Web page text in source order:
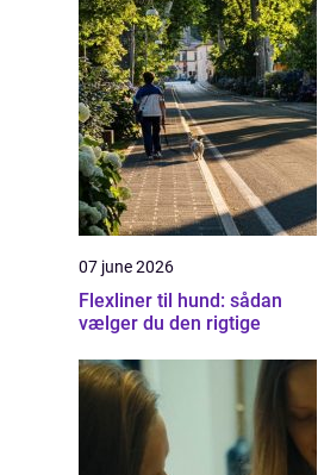
07 june 2026
Flexliner til hund: sådan
vælger du den rigtige